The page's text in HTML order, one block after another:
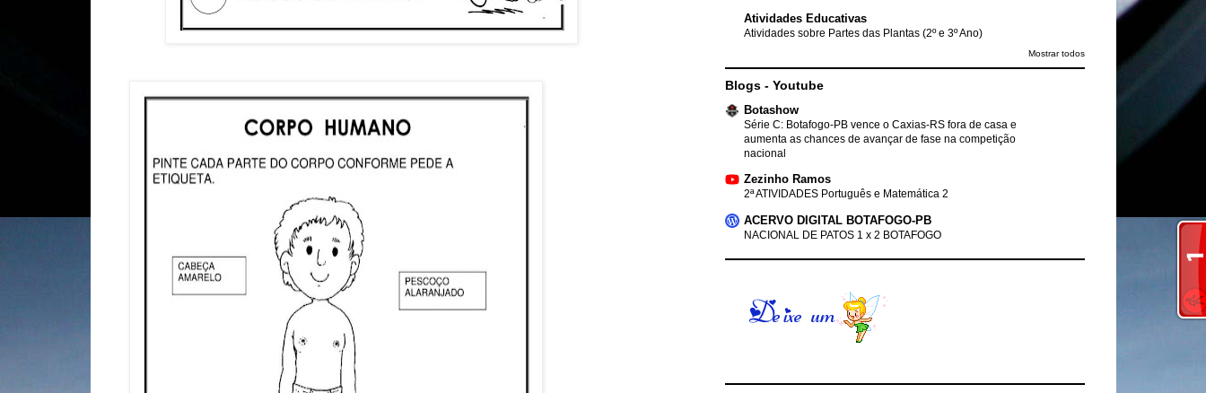
Atividades Educativas
Atividades sobre Partes das Plantas (2º e 3º Ano)
Mostrar todos
Blogs - Youtube
Botashow
Série C: Botafogo-PB vence o Caxias-RS fora de casa e
aumenta as chances de avançar de fase na competição
nacional
Zezinho Ramos
2ª ATIVIDADES Português e Matemática 2
ACERVO DIGITAL BOTAFOGO-PB
NACIONAL DE PATOS 1 x 2 BOTAFOGO